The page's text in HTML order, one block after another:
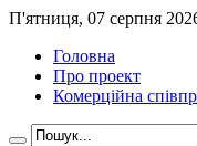
П'ятниця, 07 серпня
Головна
Про проект
Комерційна